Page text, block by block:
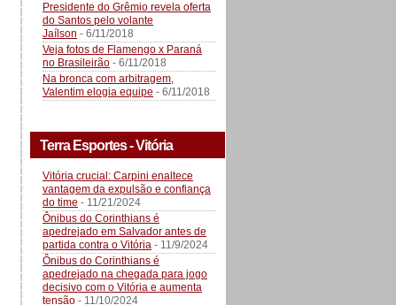
Presidente do Grêmio revela oferta
do Santos pelo volante
Jaílson - 6/11/2018
Veja fotos de Flamengo x Paraná
no Brasileirão - 6/11/2018
Na bronca com arbitragem,
Valentim elogia equipe - 6/11/2018
Terra Esportes - Vitória
Vitória crucial: Carpini enaltece
vantagem da expulsão e confiança
do time - 11/21/2024
Ônibus do Corinthians é
apedrejado em Salvador antes de
partida contra o Vitória - 11/9/2024
Ônibus do Corinthians é
apedrejado na chegada para jogo
decisivo com o Vitória e aumenta
tensão - 11/10/2024